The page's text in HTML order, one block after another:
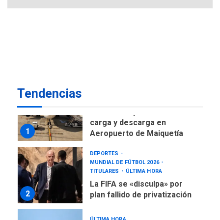
Tendencias
asegura Gustavo Duque
2
La FIFA se «disculpa» por
plan fallido de privatización
3
ÚLTIMA HORA
Hutíes de Yemen dicen que
atacaron dos petroleros
sauditas